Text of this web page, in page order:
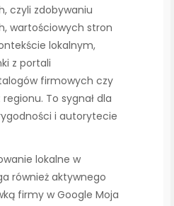
czyli zdobywaniu
wartościowych stron
lokalnym,
z portali
firmowych czy
To sygnał dla
i autorytecie
lokalne w
również aktywnego
firmy w Google Moja